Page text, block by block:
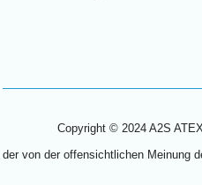
Copyright © 2024 A2S
der von der offensichtlichen Meinung